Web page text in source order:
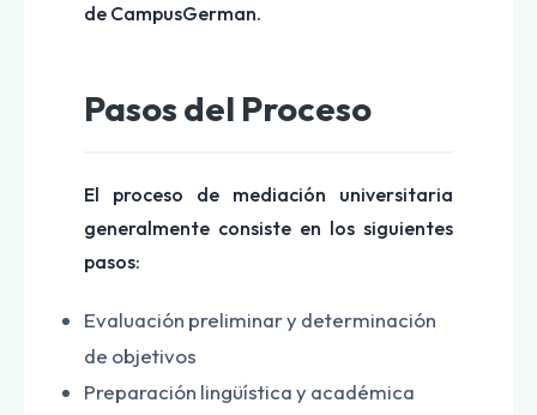
de CampusGerman.
Pasos del Proceso
El proceso de mediación universitaria
generalmente consiste en los siguientes
pasos:
Evaluación preliminar y determinación
de objetivos
Preparación lingüística y académica